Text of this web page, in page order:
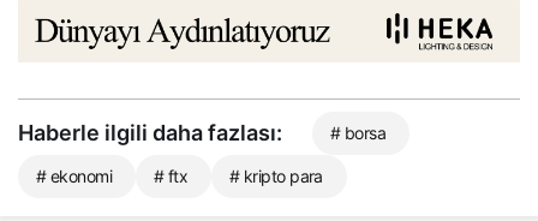
Haberle ilgili daha fazlası: # borsa
# ekonomi # ftx # kripto para